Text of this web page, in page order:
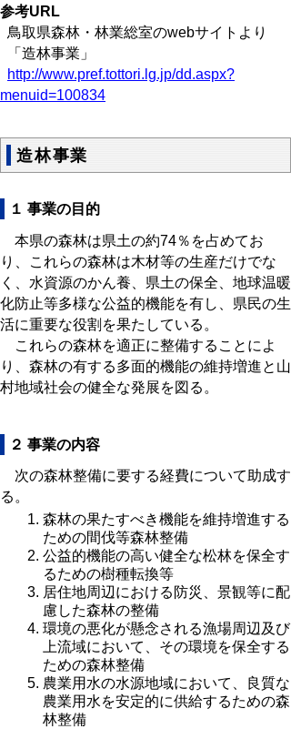
参考URL
鳥取県森林・林業総室のwebサイトより
「造林事業」
http://www.pref.tottori.lg.jp/dd.aspx?
menuid=100834
造林事業
１ 事業の目的
本県の森林は県土の約74％を占めてお
り、これらの森林は木材等の生産だけでな
く、水資源のかん養、県土の保全、地球温暖
化防止等多様な公益的機能を有し、県民の生
活に重要な役割を果たしている。
これらの森林を適正に整備することによ
り、森林の有する多面的機能の維持増進と山
村地域社会の健全な発展を図る。
２ 事業の内容
次の森林整備に要する経費について助成す
る。
森林の果たすべき機能を維持増進する
ための間伐等森林整備
公益的機能の高い健全な松林を保全す
るための樹種転換等
居住地周辺における防災、景観等に配
慮した森林の整備
環境の悪化が懸念される漁場周辺及び
上流域において、その環境を保全する
ための森林整備
農業用水の水源地域において、良質な
農業用水を安定的に供給するための森
林整備